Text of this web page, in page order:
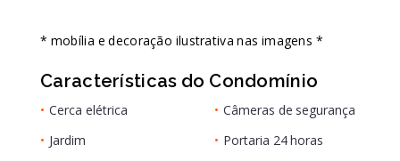
* mobília e decoração ilustrativa nas imagens *
Características do Condomínio
• Cerca elétrica • Câmeras de segurança
• Jardim • Portaria 24 horas